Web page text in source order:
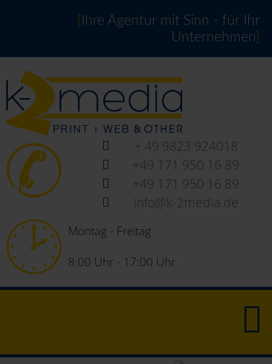
Ihre Agentur mit Sinn - für Ihr
Unternehmen
+ 49 9823 924018
+49 171 950 16 89
+49 171 950 16 89
info@k-2media.de
Montag - Freitag
8:00 Uhr - 17:00 Uhr